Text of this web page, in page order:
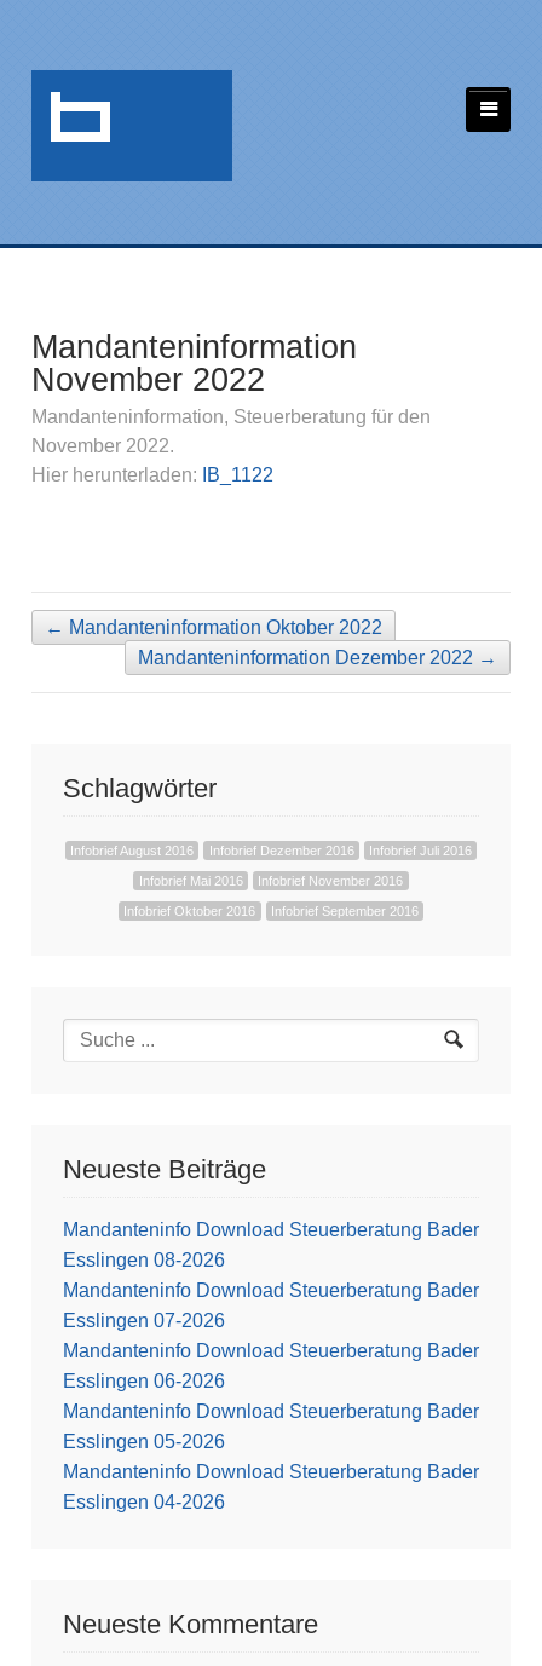
Mandanteninformation
November 2022
Mandanteninformation, Steuerberatung für den
November 2022.
Hier herunterladen:
IB_1122
← Mandanteninformation Oktober 2022
Mandanteninformation Dezember 2022 →
Schlagwörter
Infobrief August 2016 Infobrief Dezember 2016 Infobrief Juli 2016
Infobrief Mai 2016 Infobrief November 2016
Infobrief Oktober 2016 Infobrief September 2016
Neueste Beiträge
Mandanteninfo Download Steuerberatung Bader
Esslingen 08-2026
Mandanteninfo Download Steuerberatung Bader
Esslingen 07-2026
Mandanteninfo Download Steuerberatung Bader
Esslingen 06-2026
Mandanteninfo Download Steuerberatung Bader
Esslingen 05-2026
Mandanteninfo Download Steuerberatung Bader
Esslingen 04-2026
Neueste Kommentare